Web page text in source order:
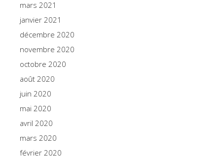
mars 2021
janvier 2021
décembre 2020
novembre 2020
octobre 2020
août 2020
juin 2020
mai 2020
avril 2020
mars 2020
février 2020